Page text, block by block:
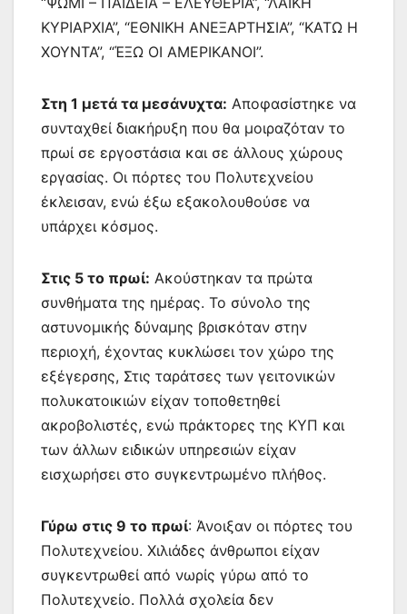
ΚΥΡΙΑΡΧΙΑ”, “ΕΘΝΙΚΗ ΑΝΕΞΑΡΤΗΣΙΑ”, “ΚΑΤΩ Η
ΧΟΥΝΤΑ”, “ΈΞΩ ΟΙ ΑΜΕΡΙΚΑΝΟΙ”.
Στη 1 μετά τα μεσάνυχτα: Αποφασίστηκε να
συνταχθεί διακήρυξη που θα μοιραζόταν το
πρωί σε εργοστάσια και σε άλλους χώρους
εργασίας. Οι πόρτες του Πολυτεχνείου
έκλεισαν, ενώ έξω εξακολουθούσε να
υπάρχει κόσμος.
Στις 5 το πρωί: Ακούστηκαν τα πρώτα
συνθήματα της ημέρας. Το σύνολο της
αστυνομικής δύναμης βρισκόταν στην
περιοχή, έχοντας κυκλώσει τον χώρο της
εξέγερσης, Στις ταράτσες των γειτονικών
πολυκατοικιών είχαν τοποθετηθεί
ακροβολιστές, ενώ πράκτορες της ΚΥΠ και
των άλλων ειδικών υπηρεσιών είχαν
εισχωρήσει στο συγκεντρωμένο πλήθος.
Γύρω στις 9 το πρωί: Άνοιξαν οι πόρτες του
Πολυτεχνείου. Χιλιάδες άνθρωποι είχαν
συγκεντρωθεί από νωρίς γύρω από το
Πολυτεχνείο. Πολλά σχολεία δεν